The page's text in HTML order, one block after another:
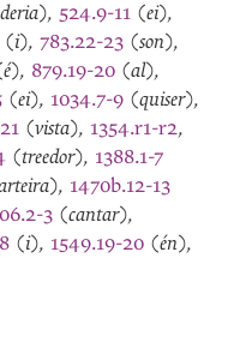
), 524.9-11 (ei),
(i),783.22-23 (son),
é), 879.19-20 (al),
(ei), 1034.7-9 (quiser),
(vista), 1354.r1-r2,
(treedor), 1388.1-7
), 1470b.12-13
3 (cantar),
(i), 1549.19-20 (én),